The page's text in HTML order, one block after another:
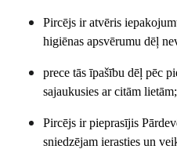
Pircējs ir atvēris
higiēnas apsvērumu dēļ
prece tās īpašību dēļ pēc
sajaukusies ar citām lietām;
Pircējs ir pieprasījis
sniedzējam ierasties un